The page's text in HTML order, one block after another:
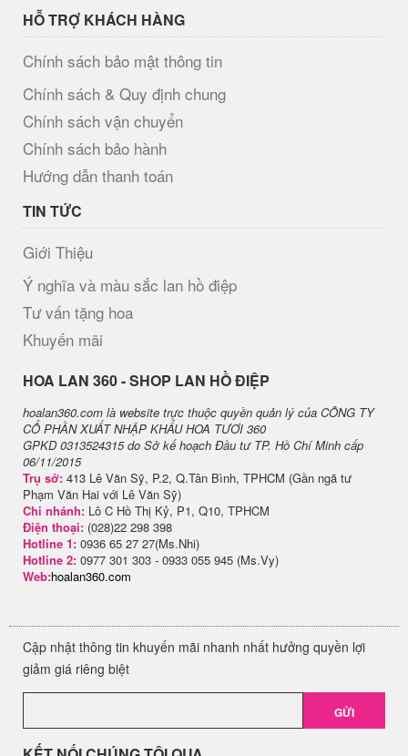
HỖ TRỢ KHÁCH HÀNG
Chính sách bảo mật thông tin
Chính sách & Quy định chung
Chính sách vận chuyển
Chính sách bảo hành
Hướng dẫn thanh toán
TIN TỨC
Giới Thiệu
Ý nghĩa và màu sắc lan hồ điệp
Tư vấn tặng hoa
Khuyến mãi
H​OA LAN 360 - SHOP LAN HỒ ĐIỆP
hoalan360.com là website trực thuộc quyền quản lý của CÔNG TY
CỔ PHẦN XUẤT NHẬP KHẨU HOA TƯƠI 360
GPKD 0313524315 do Sở kế hoạch Đầu tư TP. Hồ Chí Minh cấp
06/11/2015
Trụ sở: 413 Lê Văn Sỹ, P.2, Q.Tân Bình, TPHCM (Gần ngã tư
Phạm Văn Hai với Lê Văn Sỹ)
Chi nhánh: Lô C Hồ Thị Kỷ, P1, Q10, TPHCM
Điện thoại: (028)22 298 398
Hotline 1: 0936 65 27 27(Ms.Nhi)
Hotline 2: 0977 301 303 - 0933 055 945 (Ms.Vy)
Web:hoalan360.com
Cập nhật thông tin khuyến mãi nhanh nhất hưởng quyền lợi
giảm giá riêng biệt
GỬI